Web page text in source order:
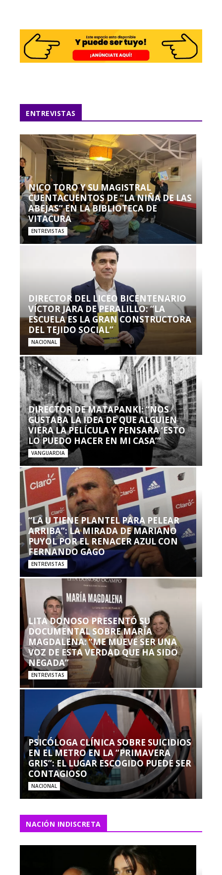
ENTREVISTAS
NICO TORO Y SU MAGISTRAL
CUENTACUENTOS DE “LA NIÑA DE LAS
ABEJAS” EN LA BIBLIOTECA DE
VITACURA
ENTREVISTAS
DIRECTOR DEL LICEO BICENTENARIO
VÍCTOR JARA DE PERALILLO: “LA
ESCUELA ES LA GRAN CONSTRUCTORA
DEL TEJIDO SOCIAL”
NACIONAL
DIRECTOR DE MATAPANKI: “NOS
GUSTABA LA IDEA DE QUE ALGUIEN
VIERA LA PELÍCULA Y PENSARA ‘ESTO
LO PUEDO HACER EN MI CASA’”
VANGUARDIA
“LA U TIENE PLANTEL PARA PELEAR
ARRIBA”: LA MIRADA DE MARIANO
PUYOL POR EL RENACER AZUL CON
FERNANDO GAGO
ENTREVISTAS
LITA DONOSO PRESENTÓ SU
DOCUMENTAL SOBRE MARÍA
MAGDALENA: “ME MUEVE SER UNA
VOZ DE ESTA VERDAD QUE HA SIDO
NEGADA”
ENTREVISTAS
PSICÓLOGA CLÍNICA SOBRE SUICIDIOS
EN EL METRO EN LA “PRIMAVERA
GRIS”: EL LUGAR ESCOGIDO PUEDE SER
CONTAGIOSO
NACIONAL
NACIÓN INDISCRETA